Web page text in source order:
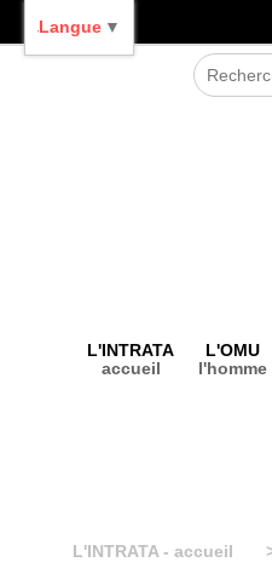
L'INTRATA
accueil
L'OMU
l'homme
L'INTRATA - accueil
Langue ▼